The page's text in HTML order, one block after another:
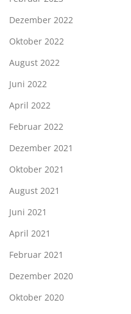
Dezember 2022
Oktober 2022
August 2022
Juni 2022
April 2022
Februar 2022
Dezember 2021
Oktober 2021
August 2021
Juni 2021
April 2021
Februar 2021
Dezember 2020
Oktober 2020